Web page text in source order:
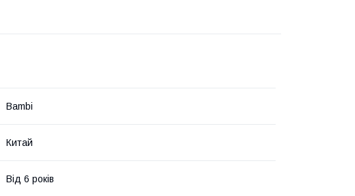
Bambi
Китай
Від 6 років